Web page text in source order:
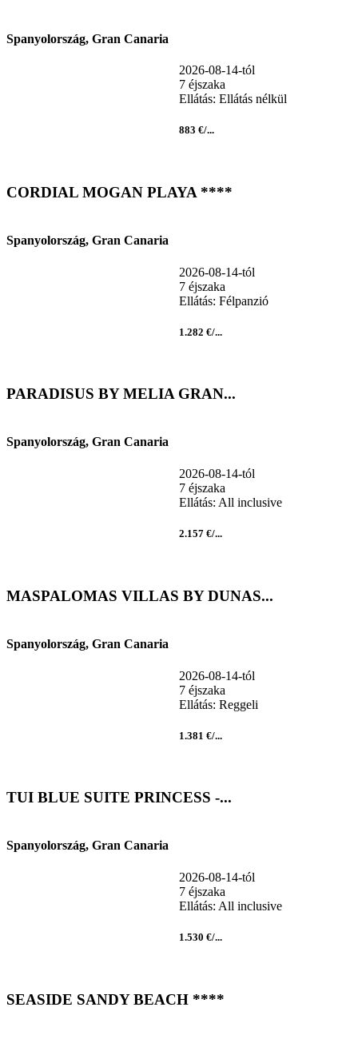
Spanyolország, Gran Canaria
2026-08-14-tól
7 éjszaka
Ellátás: Ellátás nélkül
883 €/...
CORDIAL MOGAN PLAYA ****
Spanyolország, Gran Canaria
2026-08-14-tól
7 éjszaka
Ellátás: Félpanzió
1.282 €/...
PARADISUS BY MELIA GRAN...
Spanyolország, Gran Canaria
2026-08-14-tól
7 éjszaka
Ellátás: All inclusive
2.157 €/...
MASPALOMAS VILLAS BY DUNAS...
Spanyolország, Gran Canaria
2026-08-14-tól
7 éjszaka
Ellátás: Reggeli
1.381 €/...
TUI BLUE SUITE PRINCESS -...
Spanyolország, Gran Canaria
2026-08-14-tól
7 éjszaka
Ellátás: All inclusive
1.530 €/...
SEASIDE SANDY BEACH ****